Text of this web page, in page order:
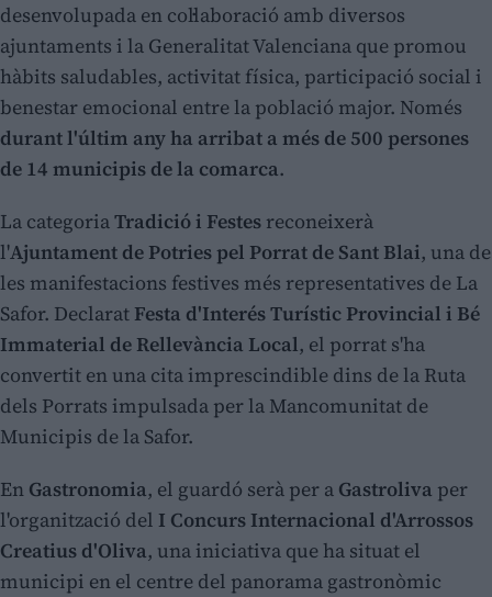
desenvolupada en col·laboració amb diversos
ajuntaments i la Generalitat Valenciana que promou
hàbits saludables, activitat física, participació social i
benestar emocional entre la població major. Només
durant l'últim any ha arribat a més de 500 persones
de 14 municipis de la comarca.
La categoriaTradició i Festes reconeixerà
l'Ajuntament de Potries pel Porrat de Sant Blai, una de
les manifestacions festives més representatives de La
Safor. Declarat Festa d'Interés Turístic Provincial i Bé
Immaterial de Rellevància Local, el porrat s'ha
convertit en una cita imprescindible dins de la Ruta
dels Porrats impulsada per la Mancomunitat de
Municipis de la Safor.
En Gastronomia, el guardó serà per a Gastroliva per
l'organització del I Concurs Internacional d'Arrossos
Creatius d'Oliva, una iniciativa que ha situat el
municipi en el centre del panorama gastronòmic